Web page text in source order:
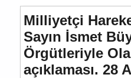
Milliyetçi
Sayın İsmet
Örgütleriyle
açıklaması. 28